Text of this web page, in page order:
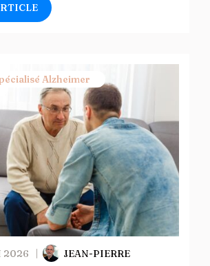
Alzheimer
2026 JEAN-PIERRE